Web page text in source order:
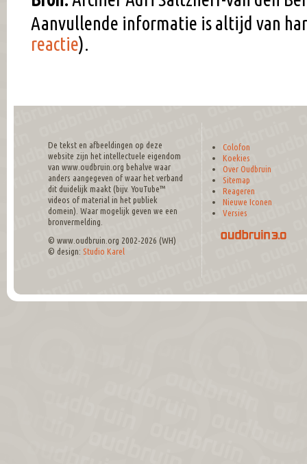
Aanvullende informatie is altijd van
reactie).
De tekst en afbeeldingen op deze
website zijn het intellectuele eigendom
van www.oudbruin.org behalve waar
anders aangegeven of waar het verband
dit duidelijk maakt (bijv. YouTube™
videos of material in het publiek
domein). Waar mogelijk geven we een
bronvermelding.
© www.oudbruin.org 2002-2026 (WH)
© design: Studio Karel
Colofon
Koekies
Over Oudbruin
Sitemap
Reageren
Nieuwe Iconen
Versies